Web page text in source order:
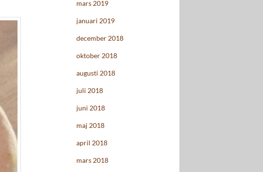
mars 2019
januari 2019
december 2018
oktober 2018
augusti 2018
juli 2018
juni 2018
maj 2018
april 2018
mars 2018